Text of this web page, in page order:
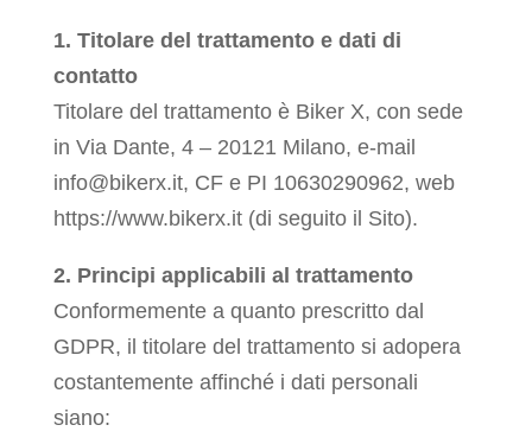
1. Titolare del trattamento e dati di
contatto
Titolare del trattamento è Biker X, con sede
in Via Dante, 4 – 20121 Milano, e-mail
info@bikerx.it, CF e PI 10630290962, web
https://www.bikerx.it (di seguito il Sito).
2. Principi applicabili al trattamento
Conformemente a quanto prescritto dal
GDPR, il titolare del trattamento si adopera
costantemente affinché i dati personali
siano: